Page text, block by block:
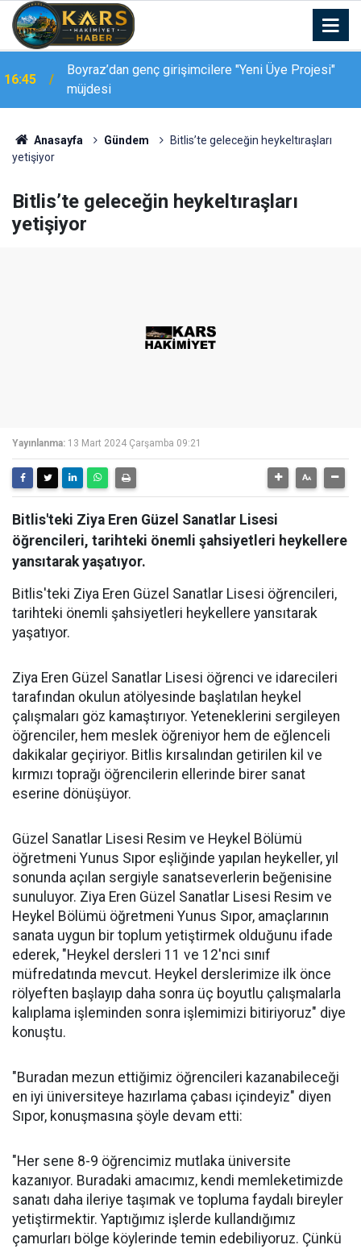
16:45
Boyraz’dan genç girişimcilere "Yeni Üye Projesi"
müjdesi
16:37
Palandöken Geçidi’nde feci kaza: 150 metrelik
uçuruma yuvarlandı
Anasayfa Gündem
Bitlis’te geleceğin heykeltıraşları
yetişiyor
Bitlis’te geleceğin heykeltıraşları
yetişiyor
Yayınlanma: 13 Mart 2024 Çarşamba 09:21
Bitlis'teki Ziya Eren Güzel Sanatlar Lisesi
öğrencileri, tarihteki önemli şahsiyetleri heykellere
yansıtarak yaşatıyor.
Bitlis'teki Ziya Eren Güzel Sanatlar Lisesi öğrencileri,
tarihteki önemli şahsiyetleri heykellere yansıtarak
yaşatıyor.
Ziya Eren Güzel Sanatlar Lisesi öğrenci ve idarecileri
tarafından okulun atölyesinde başlatılan heykel
çalışmaları göz kamaştırıyor. Yeteneklerini sergileyen
öğrenciler, hem meslek öğreniyor hem de eğlenceli
dakikalar geçiriyor. Bitlis kırsalından getirilen kil ve
kırmızı toprağı öğrencilerin ellerinde birer sanat
eserine dönüşüyor.
Güzel Sanatlar Lisesi Resim ve Heykel Bölümü
öğretmeni Yunus Sıpor eşliğinde yapılan heykeller, yıl
sonunda açılan sergiyle sanatseverlerin beğenisine
sunuluyor. Ziya Eren Güzel Sanatlar Lisesi Resim ve
Heykel Bölümü öğretmeni Yunus Sıpor, amaçlarının
sanata uygun bir toplum yetiştirmek olduğunu ifade
ederek, "Heykel dersleri 11 ve 12'nci sınıf
müfredatında mevcut. Heykel derslerimize ilk önce
rölyeften başlayıp daha sonra üç boyutlu çalışmalarla
kalıplama işleminden sonra işlemimizi bitiriyoruz" diye
konuştu.
"Buradan mezun ettiğimiz öğrencileri kazanabileceği
en iyi üniversiteye hazırlama çabası içindeyiz" diyen
Sıpor, konuşmasına şöyle devam etti:
"Her sene 8-9 öğrencimiz mutlaka üniversite
kazanıyor. Buradaki amacımız, kendi memleketimizde
sanatı daha ileriye taşımak ve topluma faydalı bireyler
yetiştirmektir. Yaptığımız işlerde kullandığımız
çamurları bölge köylerinde temin edebiliyoruz. Çünkü